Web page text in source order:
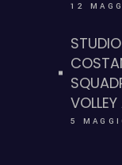
12
5